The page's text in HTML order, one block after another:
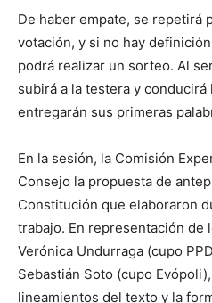
De haber empate, se repetirá
votación, y si no hay
podrá realizar un sorteo. Al
subirá a la testera y conducirá
entregarán sus primeras
En la sesión, la Comisión
Consejo la propuesta de
Constitución que elaboraron
trabajo. En representación
Verónica Undurraga (cupo
Sebastián Soto (cupo
lineamientos del texto y la